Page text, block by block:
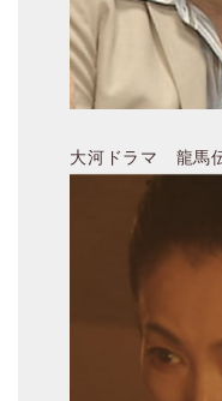
大河ドラマ 龍馬